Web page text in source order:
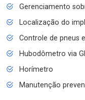
Gerenciamento
Localização do
Controle de pneus
Hubodômetro via
Horímetro
Manutenção